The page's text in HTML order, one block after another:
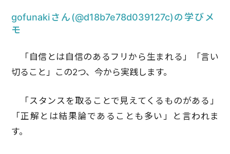
gofunakiさん(@d18b7e78d039127c)の学びメ
モ
「自信とは自信のあるフリから生まれる」「言い
切ること」この2つ、今から実践します。
「スタンスを取ることで見えてくるものがある」
「正解とは結果論であることも多い」と言われま
す。